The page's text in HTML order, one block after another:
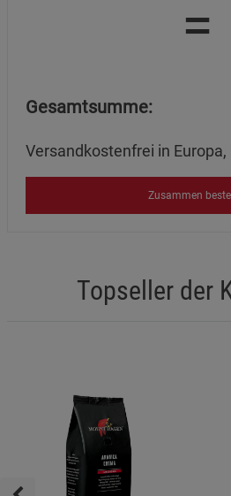
=
Gesamtsumme:
Versandkostenfrei in
Zusammen
Topseller der